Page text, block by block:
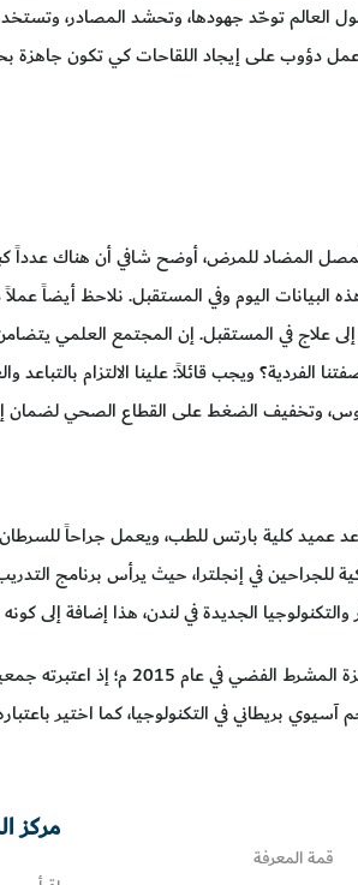
حول العالم توحّد جهودها، وتحشد المصادر،
عمل دؤوب على إيجاد اللقاحات كي تكون جاهزة
المصل المضاد للمرض، أوضح شافي أن هناك
اليوم وفي المستقبل. نلاحظ أيضاً عملاً
إلى علاج في المستقبل. إن المجتمع العلمي
الفردية؟ ويجب قائلاً: علينا الالتزام بالتباعد
وتخفيف الضغط على القطاع الصحي لضمان
عميد كلية بارتس للطب، ويعمل جراحاً
للجراحين في إنجلترا، حيث يرأس برنامج
الجديدة في لندن، هذا إضافة إلى
وقد حصل البروفيسور شافي أحمد
قمة المعرفة
مركز